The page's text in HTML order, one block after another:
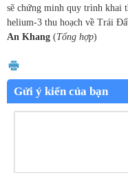
sẽ chứng minh quy trình khai
helium-3 thu hoạch về Trái
An Khang (Tổng hợp)
Gửi ý kiến của bạn